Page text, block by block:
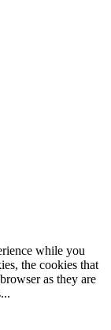
while you
the cookies that
as they are
...